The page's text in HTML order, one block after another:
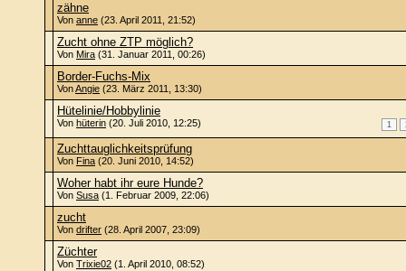
zähne
Von anne (23. April 2011, 21:52)
Zucht ohne ZTP möglich?
Von Mira (31. Januar 2011, 00:26)
Border-Fuchs-Mix
VonAngie (23. März 2011, 13:30)
Hütelinie/Hobbylinie
1
Von hüterin (20. Juli 2010, 12:25)
Zuchttauglichkeitsprüfung
Von Fina (20. Juni 2010, 14:52)
Woher habt ihr eure Hunde?
Von Susa (1. Februar 2009, 22:06)
zucht
Von drifter (28. April 2007, 23:09)
Züchter
Von Trixie02 (1. April 2010, 08:52)